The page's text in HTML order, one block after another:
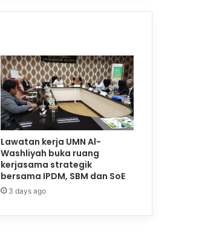
Lawatan kerja UMN Al-
Washliyah buka ruang
kerjasama strategik
bersama IPDM, SBM dan SoE
3 days ago